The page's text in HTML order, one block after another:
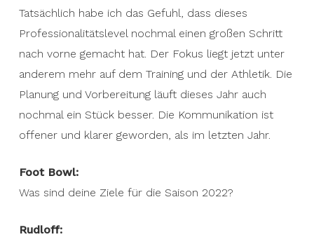
Tatsächlich habe ich das Gefuhl, dass dieses
Professionalitätslevel nochmal einen großen Schritt
nach vorne gemacht hat. Der Fokus liegt jetzt unter
anderem mehr auf dem Training und der Athletik. Die
Planung und Vorbereitung läuft dieses Jahr auch
nochmal ein Stück besser. Die Kommunikation ist
offener und klarer geworden, als im letzten Jahr.
Foot Bowl:
Was sind deine Ziele für die Saison 2022?
Rudloff: